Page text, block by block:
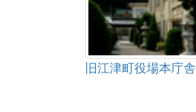
旧江津町役場本庁舎